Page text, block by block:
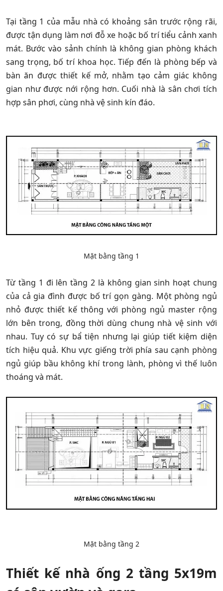
Tại tầng 1 của mẫu nhà có khoảng sân trước rộng rãi,
được tận dụng làm nơi đỗ xe hoặc bố trí tiểu cảnh xanh
mát. Bước vào sảnh chính là không gian phòng khách
sang trọng, bố trí khoa học. Tiếp đến là phòng bếp và
bàn ăn được thiết kế mở, nhằm tạo cảm giác không
gian như được nới rộng hơn. Cuối nhà là sân chơi tích
hợp sân phơi, cùng nhà vệ sinh kín đáo.
Mặt bằng tầng 1
Từ tầng 1 đi lên tầng 2 là không gian sinh hoạt chung
của cả gia đình được bố trí gọn gàng. Một phòng ngủ
nhỏ được thiết kế thông với phòng ngủ master rộng
lớn bên trong, đồng thời dùng chung nhà vệ sinh với
nhau. Tuy có sự bẩ tiện nhưng lại giúp tiết kiệm diện
tích hiệu quả. Khu vực giếng trời phía sau cạnh phòng
ngủ giúp bầu không khí trong lành, phòng vì thế luôn
thoáng và mát.
Mặt bằng tầng 2
Thiết kế nhà ống 2 tầng 5x19m